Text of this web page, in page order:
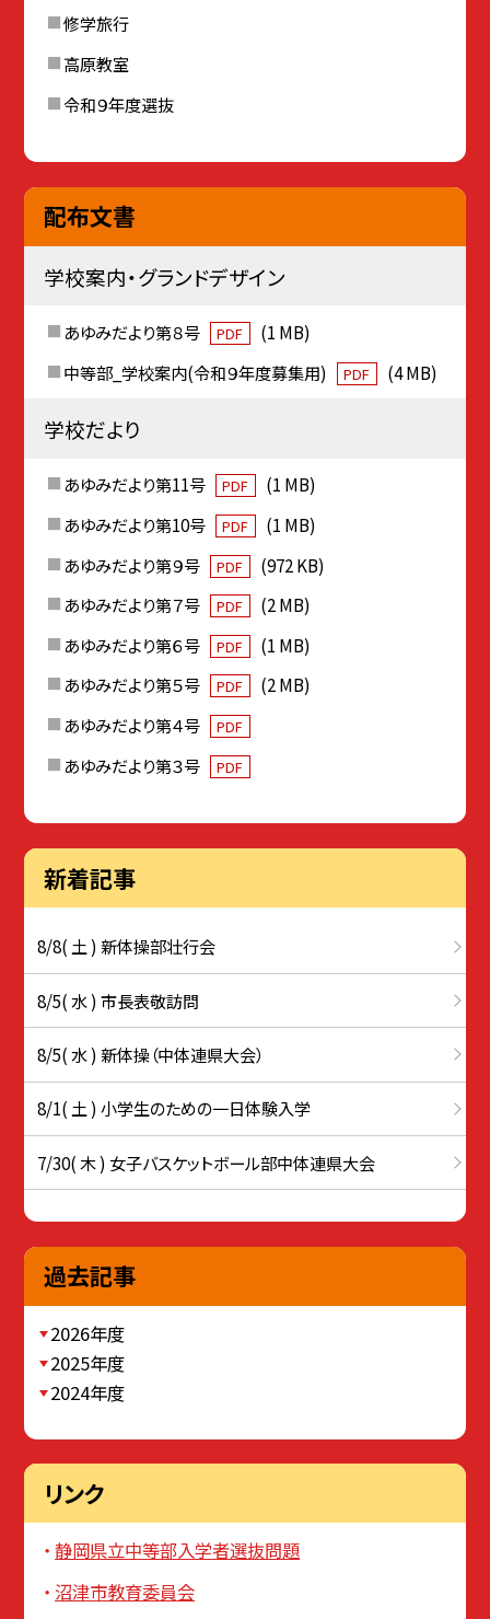
修学旅行
高原教室
令和９年度選抜
配布文書
学校案内・グランドデザイン
あゆみだより第８号 PDF
(1 MB)
中等部_学校案内(令和９年度募集用)
PDF (4 MB)
学校だより
あゆみだより第11号 PDF
(1 MB)
あゆみだより第10号
PDF
(1 MB)
あゆみだより第９号
PDF
(972 KB)
あゆみだより第７号
PDF
(2 MB)
あゆみだより第６号
PDF
(1 MB)
あゆみだより第５号
PDF
(2 MB)
あゆみだより第４号
PDF
あゆみだより第３号 PDF
新着記事
8/8( 土 ) 新体操部壮行会
8/5( 水 ) 市長表敬訪問
8/5( 水 ) 新体操（中体連県大会）
8/1( 土 ) 小学生のための一日体験入学
7/30( 木 ) 女子バスケットボール部中体連県大会
過去記事
2026年度
2025年度
2024年度
リンク
静岡県立中等部入学者選抜問題
沼津市教育委員会